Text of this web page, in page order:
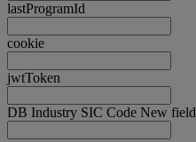
lastProgramId
cookie
jwtToken
DB Industry SIC Code New field